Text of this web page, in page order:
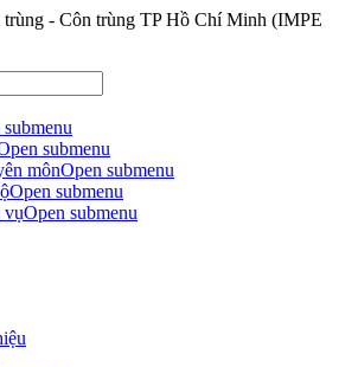
- Côn trùng TP Hồ Chí Minh (IMPE
submenu
mônOpen submenu
Open submenu
vụOpen submenu